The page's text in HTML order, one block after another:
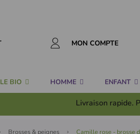
MON COMPTE
LE BIO HOMME ENFANT
Livraison rapide.